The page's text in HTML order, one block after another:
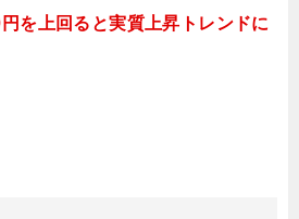
を上回ると実質上昇トレンドに